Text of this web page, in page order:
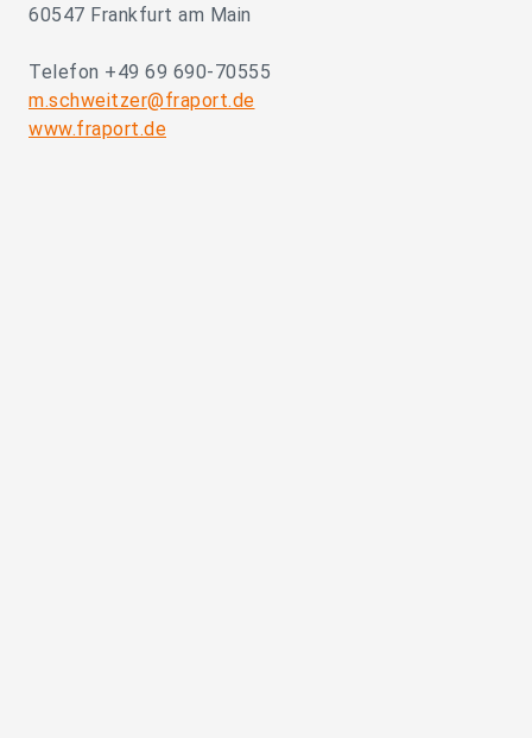
60547 Frankfurt am Main
Telefon +49 69 690-70555
m.schweitzer@fraport.de
www.fraport.de